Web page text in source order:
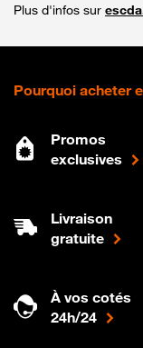
Plus d'infos sur
Pourquoi acheter
Promos
exclusives
Livraison
gratuite
À vos cotés
24h/24